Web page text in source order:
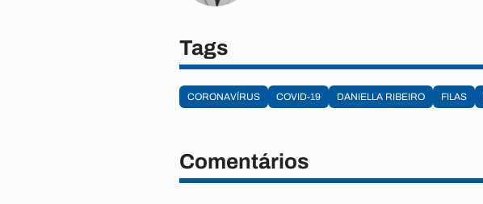
Tags
CORONAVÍRUS COVID-19 DANIELLA RIBEIRO FILAS
Comentários